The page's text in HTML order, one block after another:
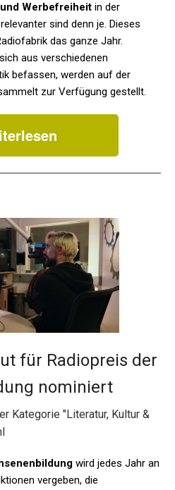
Werbefreiheit in der
sind denn je. Dieses
das ganze Jahr.
aus verschiedenen
befassen, werden auf der
zur Verfügung gestellt.
für Radiopreis der
nominiert
Kategorie "Literatur, Kultur &
wird jedes Jahr an
vergeben, die